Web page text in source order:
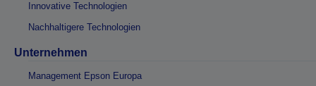
Innovative Technologien
Nachhaltigere Technologien
Unternehmen
Management Epson Europa